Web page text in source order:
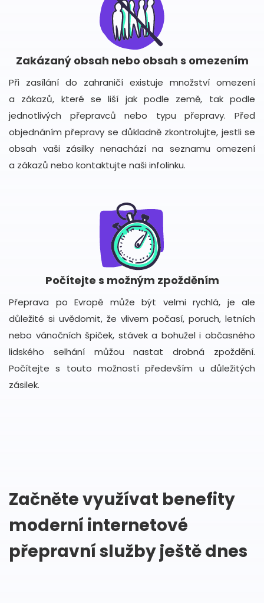
Zakázaný obsah nebo obsah s omezením
Při zasílání do zahraničí existuje množství omezení
a zákazů, které se liší jak podle země, tak podle
jednotlivých přepravců nebo typu přepravy. Před
objednáním přepravy se důkladně zkontrolujte, jestli se
obsah vaši zásilky nenachází na seznamu omezení
a zákazů nebo kontaktujte naši infolinku.
Počítejte s možným zpožděním
Přeprava po Evropě může být velmi rychlá, je ale
důležité si uvědomit, že vlivem počasí, poruch, letních
nebo vánočních špiček, stávek a bohužel i občasného
lidského selhání můžou nastat drobná zpoždění.
Počítejte s touto možností především u důležitých
zásilek.
Začněte využívat benefity
moderní internetové
přepravní služby ještě dnes